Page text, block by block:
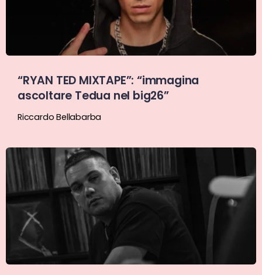
“RYAN TED MIXTAPE”: “immagina
ascoltare Tedua nel big26”
Riccardo Bellabarba